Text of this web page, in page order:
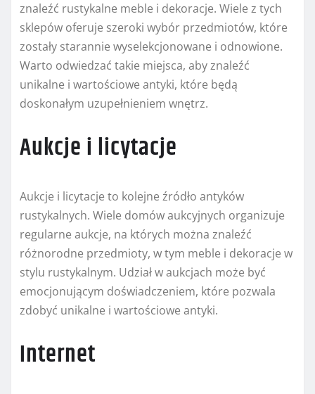
znaleźć rustykalne meble i dekoracje. Wiele z tych
sklepów oferuje szeroki wybór przedmiotów, które
zostały starannie wyselekcjonowane i odnowione.
Warto odwiedzać takie miejsca, aby znaleźć
unikalne i wartościowe antyki, które będą
doskonałym uzupełnieniem wnętrz.
Aukcje i licytacje
Aukcje i licytacje to kolejne źródło antyków
rustykalnych. Wiele domów aukcyjnych organizuje
regularne aukcje, na których można znaleźć
różnorodne przedmioty, w tym meble i dekoracje w
stylu rustykalnym. Udział w aukcjach może być
emocjonującym doświadczeniem, które pozwala
zdobyć unikalne i wartościowe antyki.
Internet